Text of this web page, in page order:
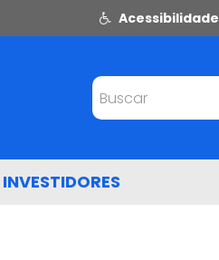
Acessibilidade
INVESTIDORES